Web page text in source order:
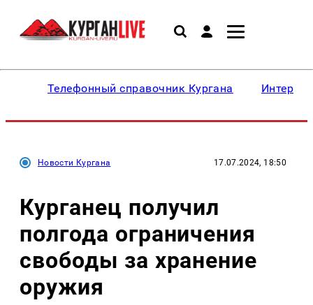
Телефонный справочник Кургана
Новости Кургана 17.07.2024, 18:50
Курганец получил
полгода ограничения
свободы за хранение
оружия